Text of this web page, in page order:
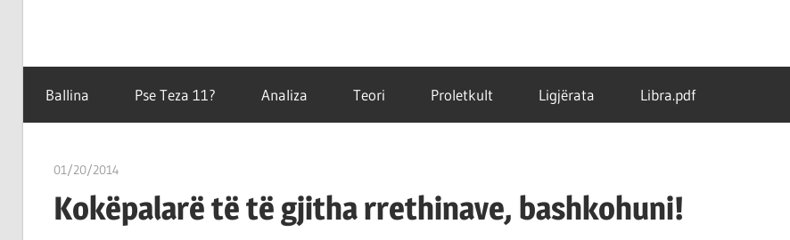
Teza
11
vetëm
e
kanë
në
mënyra
të
Ballina Pse Teza 11? Analiza Teori Proletkult Ligjërata Libra.pdf
01/20/2014
Kokëpalarë të të gjitha rrethinave, bashkohuni!